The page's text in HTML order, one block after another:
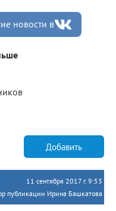
новости в
Добавить
11 сентября 2017 г. 9:53
публикации Ирина Башкатова